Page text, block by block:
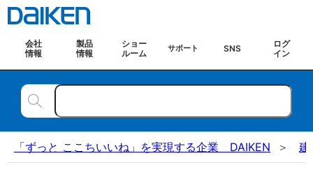
会社
情報
製品
情報
ショー
ルーム
サポート SNS
ログ
イン
「ずっと ここちいいね」を実現する企業 DAIKEN 建